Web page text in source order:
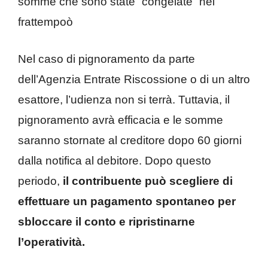
frattempoò
Nel caso di pignoramento da parte
dell’Agenzia Entrate Riscossione o di un altro
esattore, l’udienza non si terrà. Tuttavia, il
pignoramento avrà efficacia e le somme
saranno stornate al creditore dopo 60 giorni
dalla notifica al debitore. Dopo questo
periodo, il contribuente può scegliere di
effettuare un pagamento spontaneo per
sbloccare il conto e ripristinarne
l’operatività.